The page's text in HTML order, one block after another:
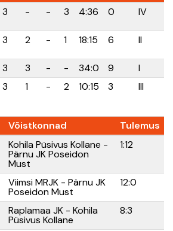
3 - - 3 4:36 0 IV
3 2 - 1 18:15 6 II
3 3 - - 34:0 9
I
3 1 - 2 10:15 3
III
Võistkonnad
Tulemus
Kohila Püsivus Kollane -
Pärnu JK Poseidon
Must
1:12
Viimsi MRJK - Pärnu JK
Poseidon Must
12:0
Raplamaa JK - Kohila
Püsivus Kollane
8:3